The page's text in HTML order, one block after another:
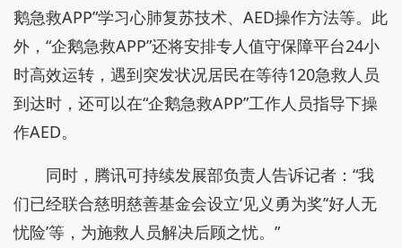
鹅急救APP”学习心肺复苏技术、AED操作方法等。此
外，“企鹅急救APP”还将安排专人值守保障平台24小
时高效运转，遇到突发状况居民在等待120急救人员
到达时，还可以在“企鹅急救APP”工作人员指导下操
作AED。
同时，腾讯可持续发展部负责人告诉记者：“我
们已经联合慈明慈善基金会设立‘见义勇为奖’‘好人无
忧险’等，为施救人员解决后顾之忧。”